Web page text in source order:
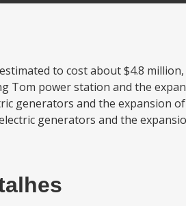
to cost about $4.8
Tom power station and the
generators and the
generators and the